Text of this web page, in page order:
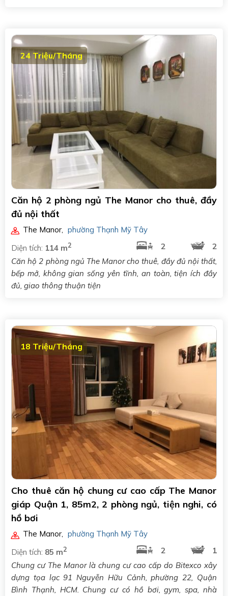
24 Triệu/Tháng
Căn hộ 2 phòng ngủ The Manor cho thuê, đầy
đủ nội thất
The Manor
phường Thạnh Mỹ Tây
Diện tích: 114 m2 2
2
Căn hộ 2 phòng ngủ The Manor cho thuê, đầy đủ nội thất,
bếp mở, không gian sống yên tĩnh, an toàn, tiện ích đầy
đủ, giao thông thuận tiện
18 Triệu/Tháng
Cho thuê căn hộ chung cư cao cấp The Manor
giáp Quận 1, 85m2, 2 phòng ngủ, tiện nghi, có
hồ bơi
The Manor, phường Thạnh Mỹ Tây
Diện tích: 85 m2 2
1
Chung cư The Manor là chung cư cao cấp do Bitexco xây
dựng tọa lạc 91 Nguyễn Hữu Cảnh, phường 22, Quận
Bình Thạnh, HCM. Chung cư có hồ bơi, gym, spa, nhà